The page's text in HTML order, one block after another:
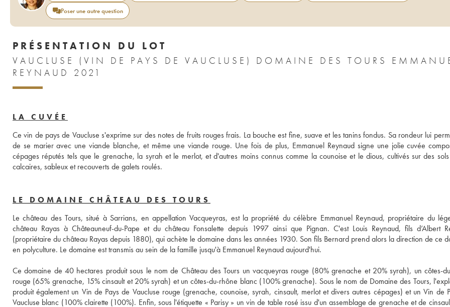
Poser une autre question
PRÉSENTATION DU LOT
VAUCLUSE (VIN DE PAYS DE VAUCLUSE) DOMAINE DES TOURS
REYNAUD 2021
LA CUVÉE
Ce vin de pays de Vaucluse s'exprime sur des notes de fruits rouges frais. La bouche est fine, suave et les tanins fondus. Sa rondeur lui
de se marier avec une viande blanche, et même une viande rouge. Une fois de plus, Emmanuel Reynaud signe une jolie cuvée
cépages réputés tels que le grenache, la syrah et le merlot, et d'autres moins connus comme la counoise et le dious, cultivés sur des
calcaires, sableux et recouverts de galets roulés.
LE DOMAINE CHÂTEAU DES TOURS
Le château des Tours, situé à Sarrians, en appellation Vacqueyras, est la propriété du célèbre Emmanuel Reynaud, propriétaire du
château Rayas à Châteauneuf-du-Pape et du château Fonsalette depuis 1997 ainsi que Pignan. C'est Louis Reynaud, fils d’Albert
(propriétaire du château Rayas depuis 1880), qui achète le domaine dans les années 1930. Son fils Bernard prend alors la direction de ce
en polyculture. Le domaine est transmis au sein de la famille jusqu'à Emmanuel Reynaud aujourd'hui.
Ce domaine de 40 hectares produit sous le nom de Château des Tours un vacqueyras rouge (80% grenache et 20% syrah), un côtes-
rouge (65% grenache, 15% cinsault et 20% syrah) et un côtes-du-rhône blanc (100% grenache). Sous le nom de Domaine des Tours,
produit également un Vin de Pays de Vaucluse rouge (grenache, counoise, syrah, cinsault, merlot et divers autres cépages) et un Vin de
Vaucluse blanc (100% clairette (100%). Enfin, sous l'étiquette « Parisy » un vin de table rosé issu d'un assemblage de grenache et de